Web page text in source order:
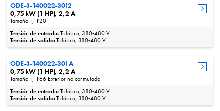
ODE-3-140022-3012
0,75 kW (1 HP), 2,2 A
Tamaño 1, IP20
Tensión de entrada:Trifásica, 380‑480 V
Tensión de salida:Trifásica, 380‑480 V
ODE-3-140022-301A
0,75 kW (1 HP), 2,2 A
Tamaño 1, IP66 Exterior no conmutado
Tensión de entrada:Trifásica, 380‑480 V
Tensión de salida:Trifásica, 380‑480 V